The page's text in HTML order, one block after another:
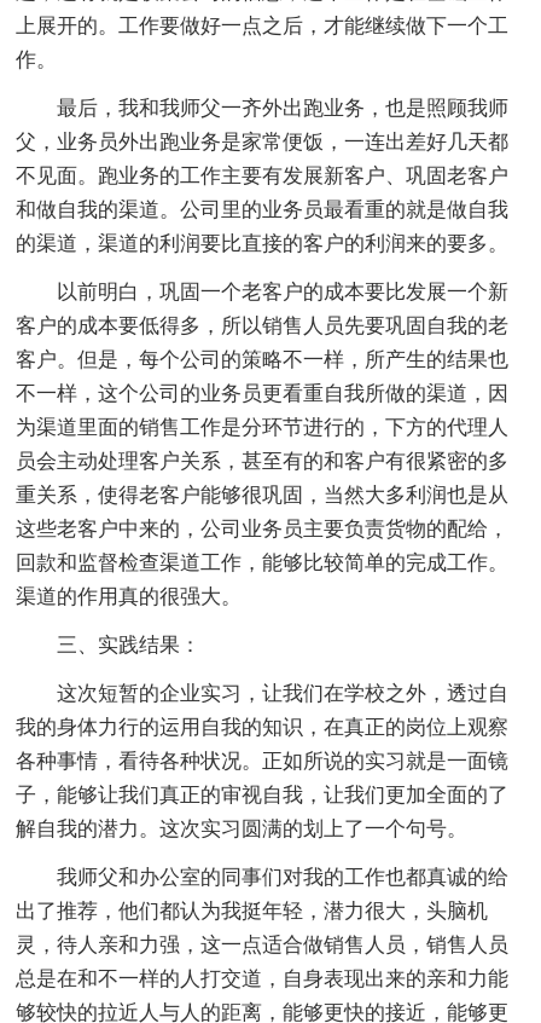
上展开的。工作要做好一点之后，才能继续做下一个工
作。
最后，我和我师父一齐外出跑业务，也是照顾我师
父，业务员外出跑业务是家常便饭，一连出差好几天都
不见面。跑业务的工作主要有发展新客户、巩固老客户
和做自我的渠道。公司里的业务员最看重的就是做自我
的渠道，渠道的利润要比直接的客户的利润来的要多。
以前明白，巩固一个老客户的成本要比发展一个新
客户的成本要低得多，所以销售人员先要巩固自我的老
客户。但是，每个公司的策略不一样，所产生的结果也
不一样，这个公司的业务员更看重自我所做的渠道，因
为渠道里面的销售工作是分环节进行的，下方的代理人
员会主动处理客户关系，甚至有的和客户有很紧密的多
重关系，使得老客户能够很巩固，当然大多利润也是从
这些老客户中来的，公司业务员主要负责货物的配给，
回款和监督检查渠道工作，能够比较简单的完成工作。
渠道的作用真的很强大。
三、实践结果：
这次短暂的企业实习，让我们在学校之外，透过自
我的身体力行的运用自我的知识，在真正的岗位上观察
各种事情，看待各种状况。正如所说的实习就是一面镜
子，能够让我们真正的审视自我，让我们更加全面的了
解自我的潜力。这次实习圆满的划上了一个句号。
我师父和办公室的同事们对我的工作也都真诚的给
出了推荐，他们都认为我挺年轻，潜力很大，头脑机
灵，待人亲和力强，这一点适合做销售人员，销售人员
总是在和不一样的人打交道，自身表现出来的亲和力能
够较快的拉近人与人的距离，能够更快的接近，能够更